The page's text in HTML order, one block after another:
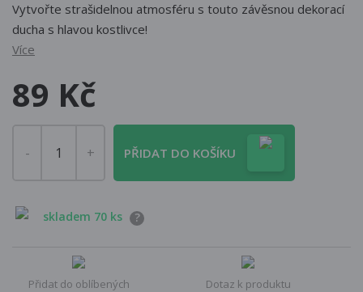
Vytvořte strašidelnou atmosféru s touto závěsnou dekorací
ducha s hlavou kostlivce!
Více
89 Kč
PŘIDAT DO KOŠÍKU
skladem 70 ks ?
Přidat do oblíbených Dotaz k produktu